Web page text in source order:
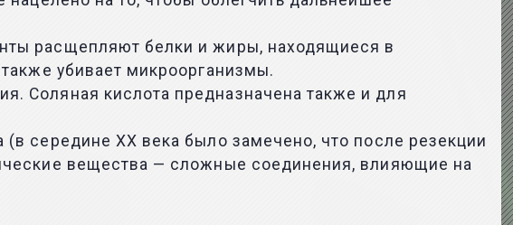
расщепляют белки и жиры, находящиеся в
убивает микроорганизмы.
Соляная кислота предназначена также и для
середине XX века было замечено, что после резекции
вещества — сложные соединения, влияющие на